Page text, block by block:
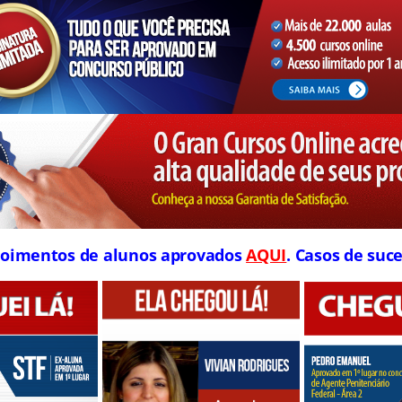
de alunos aprovadosAQUI. Casos de